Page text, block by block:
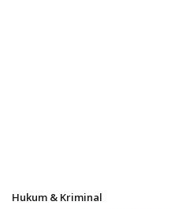
Hukum & Kriminal